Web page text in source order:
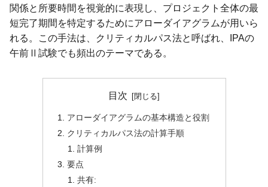
関係と所要時間を視覚的に表現し、プロジェクト全体の最
短完了期間を特定するためにアローダイアグラムが用いら
れる。この手法は、クリティカルパス法と呼ばれ、IPAの
午前Ⅱ試験でも頻出のテーマである。
目次
アローダイアグラムの基本構造と役割
クリティカルパス法の計算手順
計算例
要点
共有: